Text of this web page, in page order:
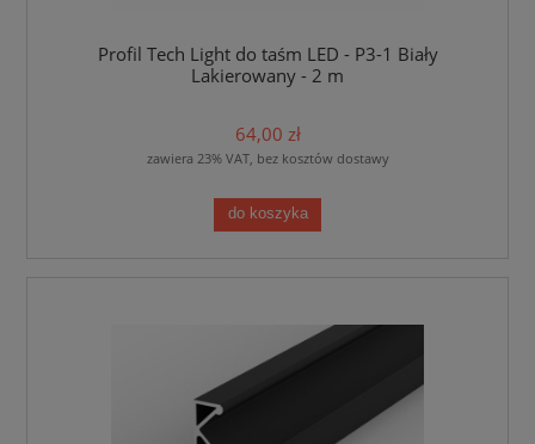
Profil Tech Light do taśm LED - P3-1 Biały
Lakierowany - 2 m
64,00 zł
zawiera 23% VAT, bez kosztów dostawy
do koszyka